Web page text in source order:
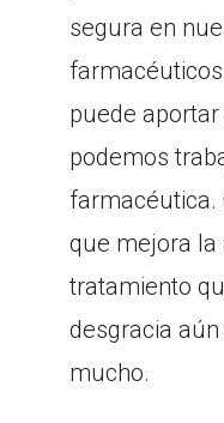
segura en
puede
podemos
farmacéutica.
que mejora la
tratamiento
desgracia
mucho.